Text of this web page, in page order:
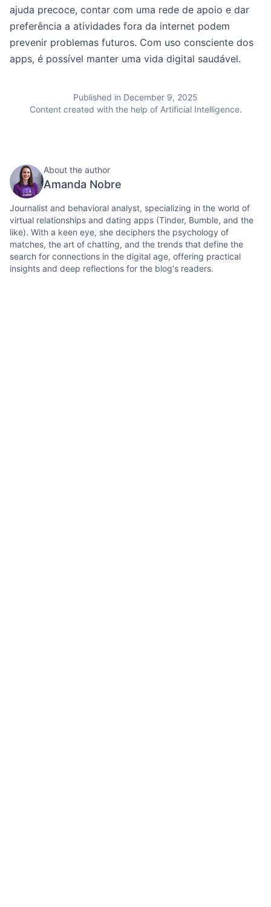
ajuda precoce, contar com uma rede de apoio e dar
preferência a atividades fora da internet podem
prevenir problemas futuros. Com uso consciente dos
apps, é possível manter uma vida digital saudável.
Published in December 9, 2025
Content created with the help of Artificial Intelligence.
About the author
Amanda Nobre
Journalist and behavioral analyst, specializing in the world of
virtual relationships and dating apps (Tinder, Bumble, and the
like). With a keen eye, she deciphers the psychology of
matches, the art of chatting, and the trends that define the
search for connections in the digital age, offering practical
insights and deep reflections for the blog's readers.